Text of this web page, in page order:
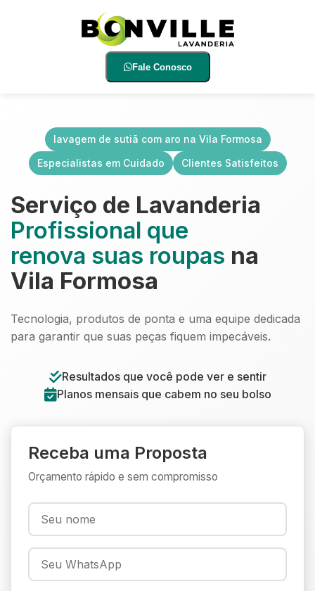
Fale Conosco
lavagem de sutiã com aro na Vila Formosa
Especialistas em Cuidado
Clientes Satisfeitos
Serviço de Lavanderia
Profissional que
renova suas roupas na
Vila Formosa
Tecnologia, produtos de ponta e uma equipe dedicada
para garantir que suas peças fiquem impecáveis.
Resultados que você pode ver e sentir
Planos mensais que cabem no seu bolso
Receba uma Proposta
Orçamento rápido e sem compromisso